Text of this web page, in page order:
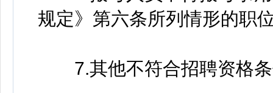
规定》第六条所列情形的职
7.其他不符合招聘资格条